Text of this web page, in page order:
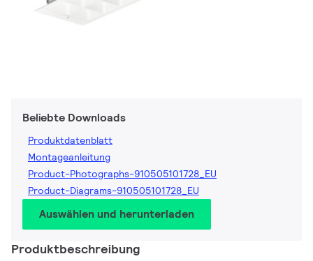
Beliebte Downloads
Produktdatenblatt
Montageanleitung
Product-Photographs-910505101728_EU
Product-Diagrams-910505101728_EU
Auswählen und herunterladen
Produktbeschreibung